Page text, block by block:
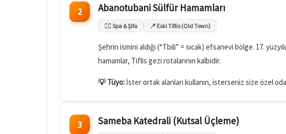
2 Abanotubani Sülfür Hamamları
🧖‍♀️ Spa & Şifa 📍 Eski Tiflis (Old Town)
Şehrin ismini aldığı (“Tbili” = sıcak) efsanevi bölge. 17.
hamamlar, Tiflis gezi rotalarının kalbidir.
💡 Tüyo: İster ortak alanları kullanın, isterseniz size özel
3 Sameba Katedrali (Kutsal Üçleme)